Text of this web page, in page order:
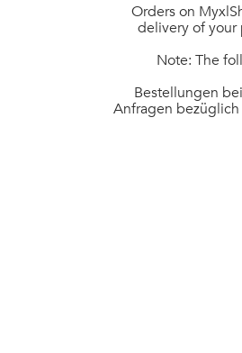
Orders on
delivery of your
Note: The
Bestellungen
Anfragen